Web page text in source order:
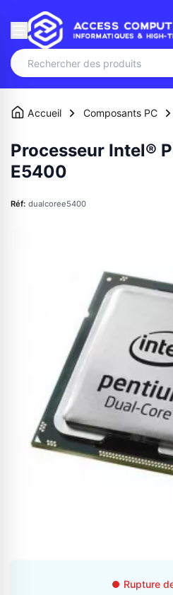
Appelez-nous au
06 36 88 27 81
Accueil Composants PC
Processeur Intel®
E5400
Réf: dualcoree5400
Rupture